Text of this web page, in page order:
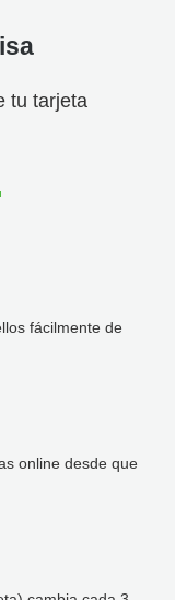
tu tarjeta
fácilmente de
online desde que